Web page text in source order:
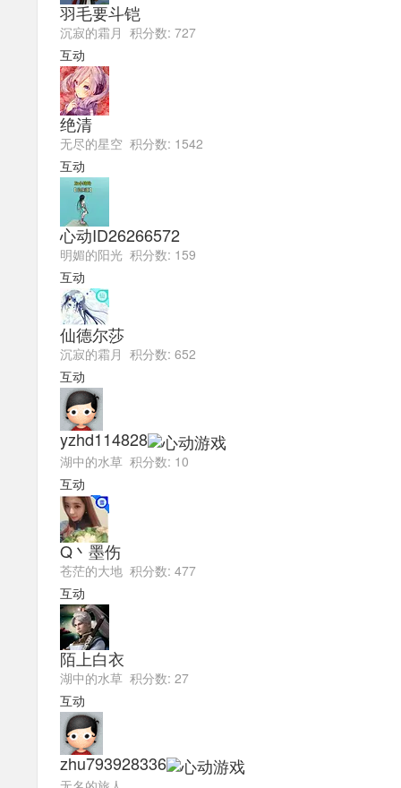
羽毛要斗铠
沉寂的霜月 积分数: 727
互动
绝清
无尽的星空 积分数: 1542
互动
心动ID26266572
明媚的阳光 积分数: 159
互动
仙德尔莎
沉寂的霜月 积分数: 652
互动
yzhd114828
湖中的水草 积分数: 10
互动
Q丶墨伤
苍茫的大地 积分数: 477
互动
陌上白衣
湖中的水草 积分数: 27
互动
zhu793928336